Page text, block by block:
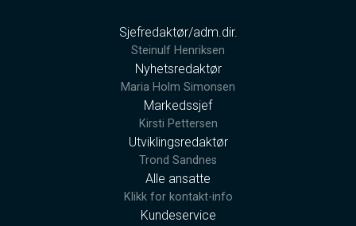
Sjefredaktør/adm.dir.
Steinulf Henriksen
Nyhetsredaktør
Maria Holm Simonsen
Markedssjef
Kirsti Pettersen
Utviklingsredaktør
Trond Sandnes
Alle ansatte
Klikk for kontakt-info
Kundeservice